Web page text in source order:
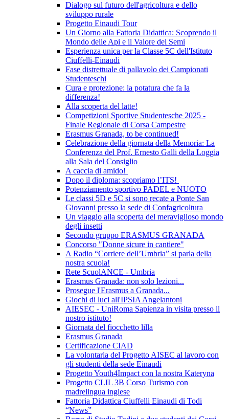
Dialogo sul futuro dell'agricoltura e dello
sviluppo rurale
Progetto Einaudi Tour
Un Giorno alla Fattoria Didattica: Scoprendo il
Mondo delle Api e il Valore dei Semi
Esperienza unica per la Classe 5C dell'Istituto
Ciuffelli-Einaudi
Fase distrettuale di pallavolo dei Campionati
Studenteschi
Cura e protezione: la potatura che fa la
differenza!
Alla scoperta del latte!
Competizioni Sportive Studentesche 2025 -
Finale Regionale di Corsa Campestre
Erasmus Granada, to be continued!
Celebrazione della giornata della Memoria: La
Conferenza del Prof. Ernesto Galli della Loggia
alla Sala del Consiglio
A caccia di amido!
Dopo il diploma: scopriamo l’ITS!
Potenziamento sportivo PADEL e NUOTO
Le classi 5D e 5C si sono recate a Ponte San
Giovanni presso la sede di Confagricoltura
Un viaggio alla scoperta del meraviglioso mondo
degli insetti
Secondo gruppo ERASMUS GRANADA
Concorso "Donne sicure in cantiere"
A Radio “Corriere dell’Umbria” si parla della
nostra scuola!
Rete ScuolANCE - Umbria
Erasmus Granada: non solo lezioni...
Prosegue l'Erasmus a Granada...
Giochi di luci all'IPSIA Angelantoni
AIESEC - UniRoma Sapienza in visita presso il
nostro istituto!
Giornata del fiocchetto lilla
Erasmus Granada
Certificazione CIAD
La volontaria del Progetto AISEC al lavoro con
gli studenti della sede Einaudi
Progetto Youth4Impact con la nostra Kateryna
Progetto CLIL 3B Corso Turismo con
madrelingua inglese
Fattoria Didattica Ciuffelli Einaudi di Todi
“News”